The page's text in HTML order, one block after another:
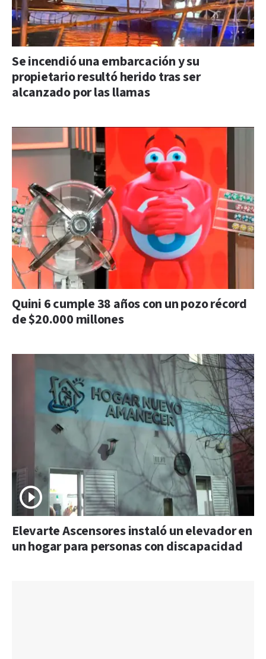
Se incendió una embarcación y su
propietario resultó herido tras ser
alcanzado por las llamas
Quini 6 cumple 38 años con un pozo récord
de $20.000 millones
Elevarte Ascensores instaló un elevador en
un hogar para personas con discapacidad